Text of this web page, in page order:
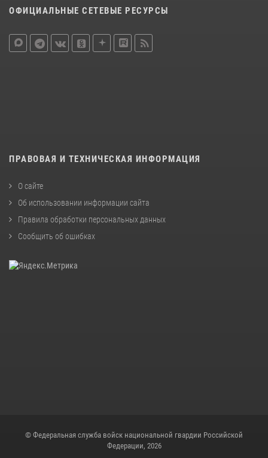
ОФИЦИАЛЬНЫЕ СЕТЕВЫЕ РЕСУРСЫ
ПРАВОВАЯ И ТЕХНИЧЕСКАЯ ИНФОРМАЦИЯ
О сайте
Об использовании информации сайта
Правила обработки персональных данных
Сообщить об ошибках
© Федеральная служба войск национальной гвардии Российской
Федерации, 2026